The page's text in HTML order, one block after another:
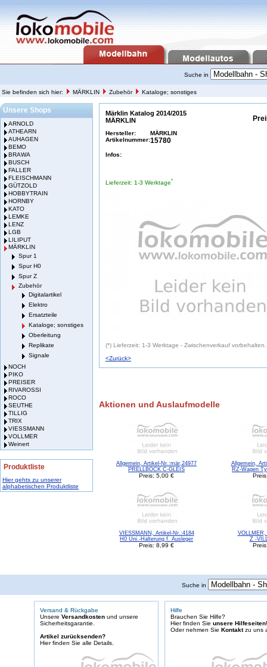
Suche in
Sie befinden sich hier: MÄRKLIN Zubehör Kataloge; sonstiges
Unsere Shops
ARNOLD
ATHEARN
AUHAGEN
BEMO
BRAWA
BUSCH
FALLER
FLEISCHMANN
GÜTZOLD
HOBBYTRAIN
HORNBY
KATO
LEMKE
LENZ
LGB
LILIPUT
MÄRKLIN
Spur 1
Spur H0
Spur Z
Zubehör
Digitalartikel
Elektro
Ersatzteile
Kataloge; sonstiges
Oberleitung
Replikate
Signale
NOCH
PIKO
PREISER
RIVAROSSI
ROCO
SEUTHE
TILLIG
TRIX
VIESSMANN
VOLLMER
Weinert
Produktliste
Hier gehts zu unserer
alphabetischen Produktliste
Märklin Katalog 2014/2015
MÄRKLIN
Hersteller:
MÄRKLIN
Artikelnummer:15780
Infos:
Lieferzeit: 1-3 Werktage*
(*) Lieferzeit: 1-3 Werktage - Zwischenverkauf vorbehalten.
<Zurück>
Aktionen und Auslaufmodelle
Allgemein, Artikel-Nr.:mär,24977
PRELLBOCK C-GLEIS
Preis: 5,00 €
Allgemein,
RZ-Wagen
VIESSMANN, Artikel-Nr.:4184
H0 Uni.-Halterung f. Ausleger
Preis: 8,99 €
Z -
Suche in
Versand & Rückgabe
Unsere Versandkosten und unsere
Sicherheitsgarantie.
Artikel zurücksenden?
Hier finden Sie alle Details.
Hilfe
Brauchen Sie Hilfe?
Hier finden Sie unsere Hilfeseiten!
Oder nehmen Sie Kontaktzu uns